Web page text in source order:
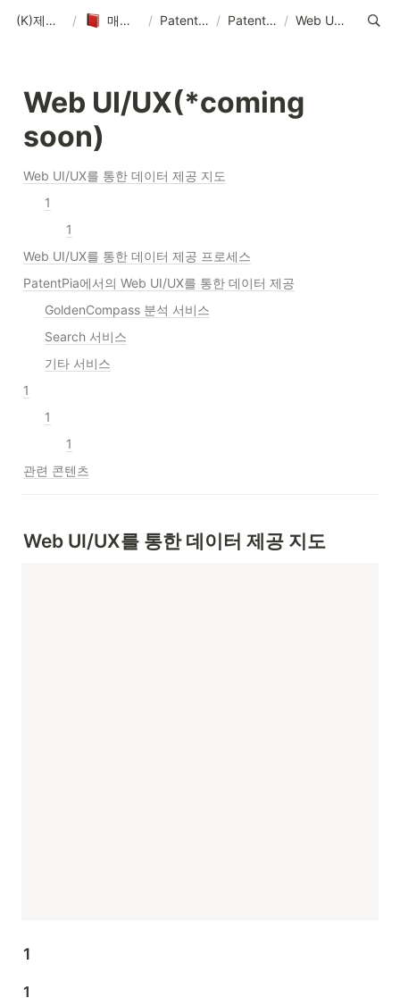
(K)제품 매뉴얼-솔루션-데이터-콘텐츠 / 매뉴얼-데이터-콘텐츠 제작 기획 / PatentPia 매뉴얼 홈 : 제품 기능, 활용 및 데이터 / PatentPia 데이터/DB/AI 소개 / Web UI/UX(*coming soon)
Web UI/UX(*coming
soon)
Web UI/UX를 통한 데이터 제공 지도
1
1
Web UI/UX를 통한 데이터 제공 프로세스
PatentPia에서의 Web UI/UX를 통한 데이터 제공
GoldenCompass 분석 서비스
Search 서비스
기타 서비스
1
1
1
관련 콘텐츠
Web UI/UX를 통한 데이터 제공 지도
1
1